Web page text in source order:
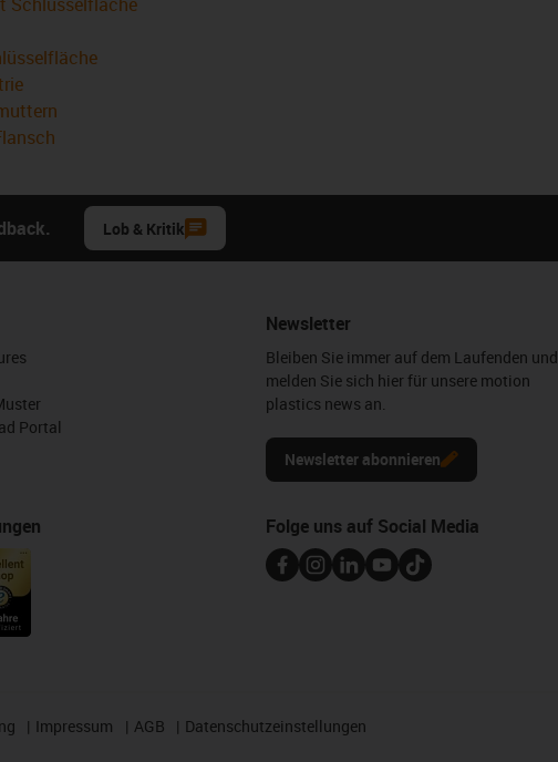
Lob & Kritik
Portal
Newsletter
Bleiben Sie immer auf dem Laufenden und
melden Sie sich hier für unsere motion
plastics news an.
Newsletter abonnieren
Folge uns auf Social Media
Impressum AGB Datenschutzeinstellungen